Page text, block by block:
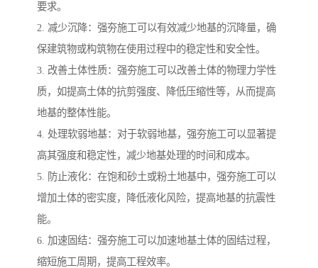
要求。
2. 减少沉降：强夯施工可以有效减少地基的沉降量，确
保建筑物或构筑物在使用过程中的稳定性和安全性。
3. 改善土体性质：强夯施工可以改善土体的物理力学性
质，如提高土体的抗剪强度、降低压缩性等，从而提高
地基的整体性能。
4. 处理软弱地基：对于软弱地基，强夯施工可以显著提
高其强度和稳定性，减少地基处理的时间和成本。
5. 防止液化：在饱和砂土或粉土地基中，强夯施工可以
增加土体的密实度，降低液化风险，提高地基的抗震性
能。
6. 加速固结：强夯施工可以加速地基土体的固结过程，
缩短施工周期，提高工程效率。